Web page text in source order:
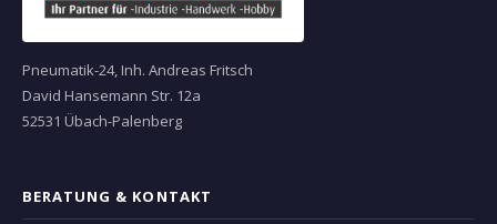
Pneumatik-24, Inh. Andreas Fritsch
David Hansemann Str. 12a
52531 Übach-Palenberg
BERATUNG & KONTAKT